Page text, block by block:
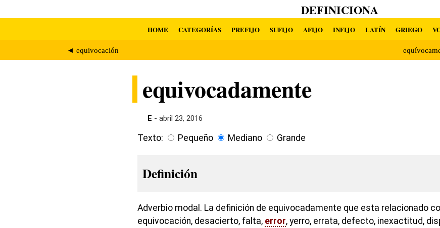
DEFINICIONA
HOME CATEGORÍAS PREFIJO SUFIJO AFIJO INFIJO LATÍN GRIEGO
◄ equivocación
equivocadamente
E - abril 23, 2016
Texto: Pequeño Mediano Grande
Definición
Adverbio modal. La definición de equivocadamente que esta relacionado
equivocación, desacierto, falta, error, yerro, errata, defecto, inexactitud,